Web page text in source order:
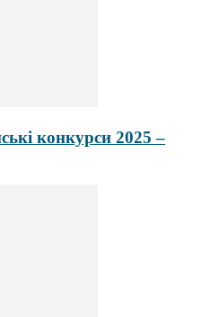
конкурси 2025 –